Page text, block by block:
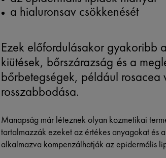
a hialuronsav csökkenését
Ezek előfordulásakor gyakoribb
kiütések, bőrszárazság és a
bőrbetegségek, például rosacea
rosszabbodása.
Manapság már léteznek olyan kozmetikai
tartalmazzák ezeket az értékes anyagokat és
alkalmazva kompenzálhatják az epidermális